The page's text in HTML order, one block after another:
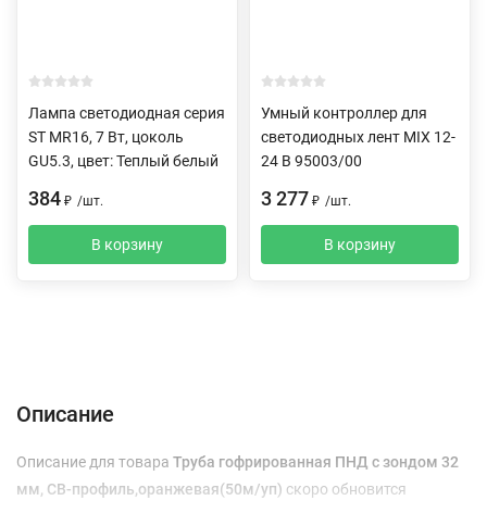
Лампа светодиодная серия
ST MR16, 7 Вт, цоколь
GU5.3, цвет: Теплый белый
384 ₽ /шт.
В корзину
Умный контроллер для
светодиодных лент MIX 12-
24 В 95003/00
3 277 ₽ /шт.
В корзину
Описание
Описание для товара Труба гофрированная ПНД с зондом 32
мм, СВ-профиль,оранжевая(50м/уп) скоро обновится